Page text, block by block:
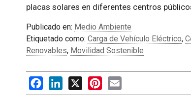
placas solares en diferentes centros
Publicado en: Medio Ambiente
Etiquetado como: Carga de Vehículo Eléctrico,
Renovables, Movilidad Sostenible
FacebookLinkedIn
X PinterestEmail